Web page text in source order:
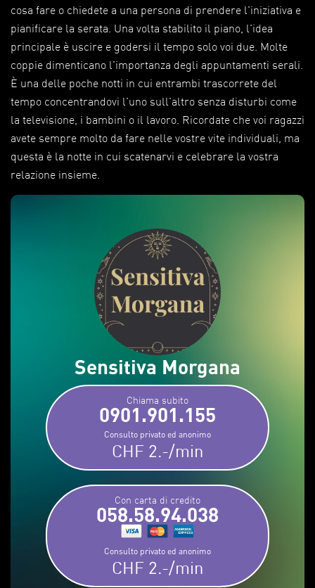
cosa fare o chiedete a una persona di prendere l'iniziativa e
pianificare la serata. Una volta stabilito il piano, l'idea
principale è uscire e godersi il tempo solo voi due. Molte
coppie dimenticano l'importanza degli appuntamenti serali.
È una delle poche notti in cui entrambi trascorrete del
tempo concentrandovi l'uno sull'altro senza disturbi come
la televisione, i bambini o il lavoro. Ricordate che voi ragazzi
avete sempre molto da fare nelle vostre vite individuali, ma
questa è la notte in cui scatenarvi e celebrare la vostra
relazione insieme.
Sensitiva Morgana
Chiama subito
0901.901.155
Consulto privato ed anonimo
CHF 2.-/min
Con carta di credito
058.58.94.038
Consulto privato ed anonimo
CHF 2.-/min